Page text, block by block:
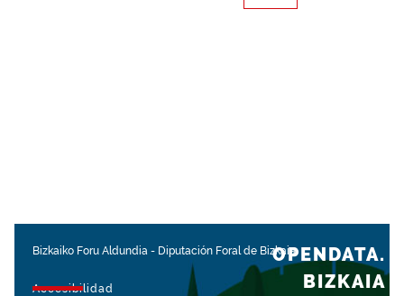
Bizkaiko Foru Aldundia - Diputación Foral de Bizkaia
Accesibilidad
OPENDATA.
BIZKAIA